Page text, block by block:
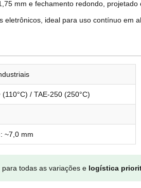
mm e fechamento redondo, projetado
eletrônicos, ideal para uso contínuo em
/ TAE-250 (250°C)
~7,0 mm
todas as variações e logística